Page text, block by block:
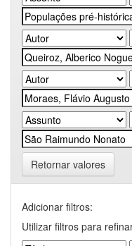
Retornar valores
Adicionar filtros:
Utilizar filtros para